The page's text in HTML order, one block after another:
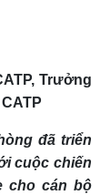
Trưởng
đã triển
cuộc chiến
cho cán bộ